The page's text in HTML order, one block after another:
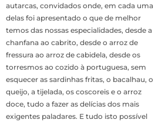
autarcas, convidados onde, em cada uma
delas foi apresentado o que de melhor
temos das nossas especialidades, desde a
chanfana ao cabrito, desde o arroz de
fressura ao arroz de cabidela, desde os
torresmos ao cozido à portuguesa, sem
esquecer as sardinhas fritas, o bacalhau, o
queijo, a tijelada, os coscoreis e o arroz
doce, tudo a fazer as delícias dos mais
exigentes paladares. E tudo isto possível